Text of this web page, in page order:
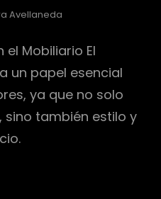
Avellaneda
Mobiliario El
un papel esencial
ya que no solo
también estilo y